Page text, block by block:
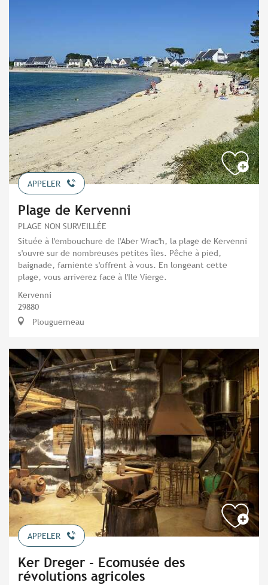
APPELER
Plage de Kervenni
PLAGE NON SURVEILLÉE
Située à l'embouchure de l'Aber Wrac'h, la plage de Kervenni
s'ouvre sur de nombreuses petites îles. Pêche à pied,
baignade, farniente s'offrent à vous. En longeant cette
plage, vous arriverez face à l'Ile Vierge.
Kervenni
29880
Plouguerneau
APPELER
Ker Dreger - Ecomusée des
révolutions agricoles